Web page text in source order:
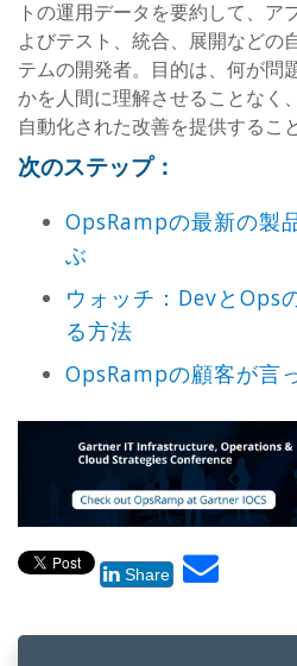
トの運用データを要約して、ア
よびテスト、統合、展開などの
テムの開発者。目的は、何が問
かを人間に理解させることなく
自動化された改善を提供するこ
次のステップ：
OpsRampの最新の製
ぶ
ウォッチ：DevとOps
る方法
OpsRampの顧客が言
Share